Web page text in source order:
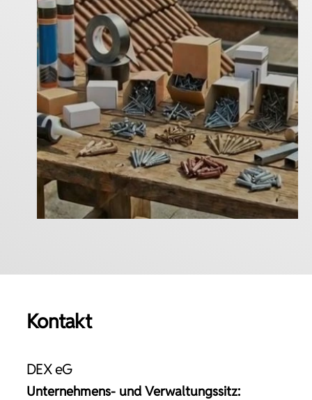
mehr erfahren
Kontakt
DEX eG
Unternehmens- und Verwaltungssitz: